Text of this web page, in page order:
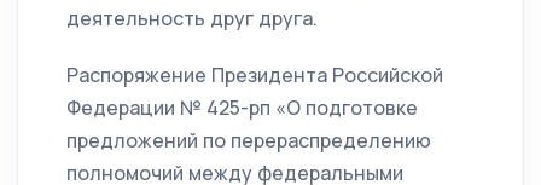
деятельность друг друга.
Распоряжение Президента Российской
Федерации № 425-рп «О подготовке
предложений по перераспределению
полномочий между федеральными